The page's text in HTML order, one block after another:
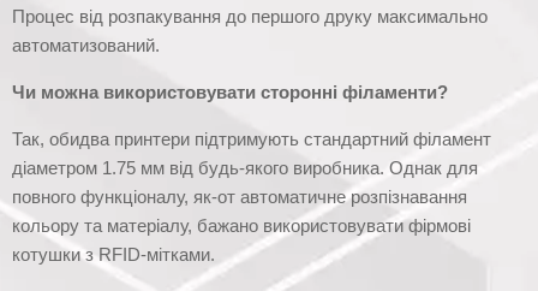
Процес від розпакування до першого друку максимально
автоматизований.
Чи можна використовувати сторонні філаменти?
Так, обидва принтери підтримують стандартний філамент
діаметром 1.75 мм від будь-якого виробника. Однак для
повного функціоналу, як-от автоматичне розпізнавання
кольору та матеріалу, бажано використовувати фірмові
котушки з RFID-мітками.